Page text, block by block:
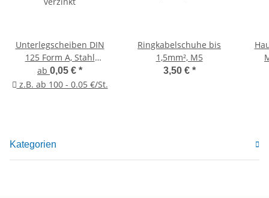
Unterlegscheiben DIN
125 Form A, Stahl
verzinkt
ab 0,05 € *
z.B. ab 100 - 0.05 €/St.
Ringkabelschuhe bis
1,5mm², M5
3,50 € *
Kategorien